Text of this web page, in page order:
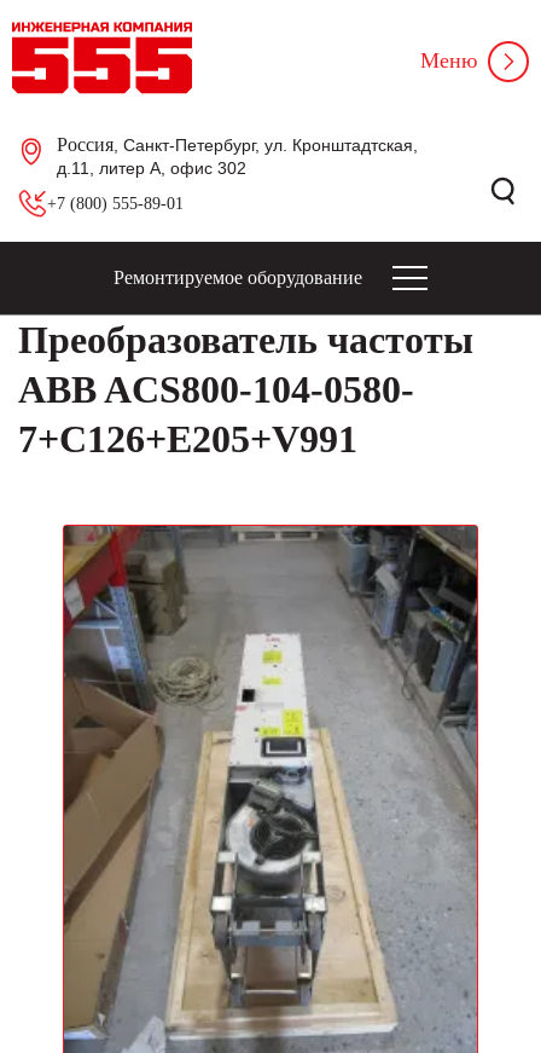
Россия , Санкт-Петербург, ул. Кронштадтская,
д.11, литер А, офис 302
+7 (800) 555-89-01
Меню
Ремонтируемое оборудование
Преобразователь частоты
ABB ACS800-104-0580-
7+C126+E205+V991